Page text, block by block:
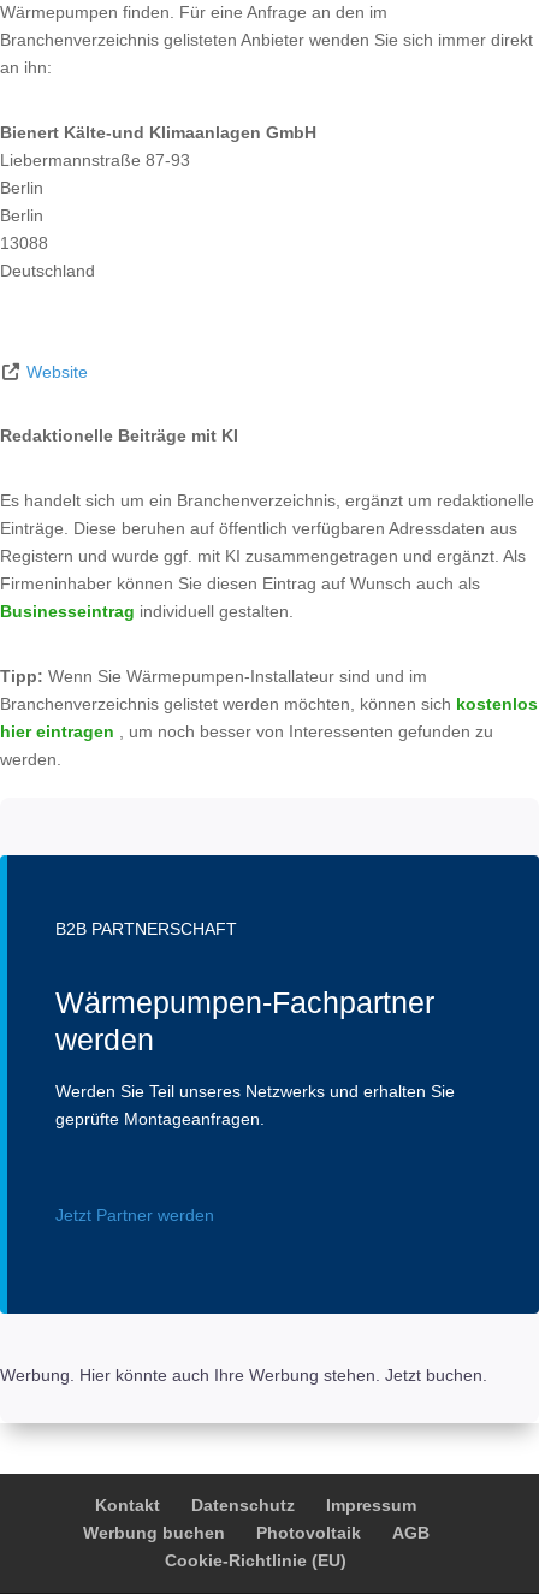
Wärmepumpen finden. Für eine Anfrage an den im
Branchenverzeichnis gelisteten Anbieter wenden Sie sich immer direkt
an ihn:
Bienert Kälte-und Klimaanlagen GmbH
Liebermannstraße 87-93
Berlin
Berlin
13088
Deutschland
Website
Redaktionelle Beiträge mit KI
Es handelt sich um ein Branchenverzeichnis, ergänzt um redaktionelle
Einträge. Diese beruhen auf öffentlich verfügbaren Adressdaten aus
Registern und wurde ggf. mit KI zusammengetragen und ergänzt. Als
Firmeninhaber können Sie diesen Eintrag auf Wunsch auch als
Businesseintrag individuell gestalten.
Tipp: Wenn Sie Wärmepumpen-Installateur sind und im
Branchenverzeichnis gelistet werden möchten, können sich kostenlos
hier eintragen , um noch besser von Interessenten gefunden zu
werden.
B2B PARTNERSCHAFT
Wärmepumpen-Fachpartner
werden
Werden Sie Teil unseres Netzwerks und erhalten Sie
geprüfte Montageanfragen.
Jetzt Partner werden
Werbung. Hier könnte auch Ihre Werbung stehen. Jetzt buchen.
Kontakt Datenschutz
Impressum
Werbung buchen
Photovoltaik
AGB
Cookie-Richtlinie (EU)